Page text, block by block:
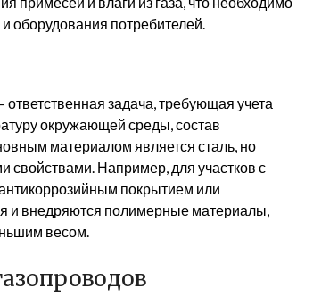
оборудования потребителей.
задача, требующая учета
окружающей среды, состав
материалом является сталь, но
Например, для участков с
покрытием или
и внедряются полимерные материалы,
весом.